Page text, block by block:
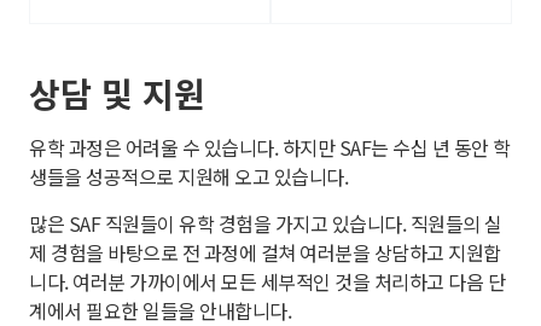
상담 및 지원
유학 과정은 어려울 수 있습니다. 하지만 SAF는 수십 년 동안 학
생들을 성공적으로 지원해 오고 있습니다.
많은 SAF 직원들이 유학 경험을 가지고 있습니다. 직원들의 실
제 경험을 바탕으로 전 과정에 걸쳐 여러분을 상담하고 지원합
니다. 여러분 가까이에서 모든 세부적인 것을 처리하고 다음 단
계에서 필요한 일들을 안내합니다.